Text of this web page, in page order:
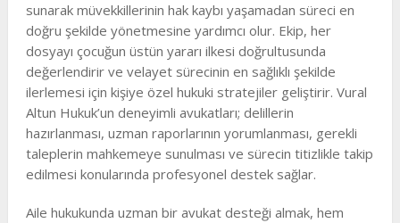
sunarak müvekkillerinin hak kaybı yaşamadan süreci en
doğru şekilde yönetmesine yardımcı olur. Ekip, her
dosyayı çocuğun üstün yararı ilkesi doğrultusunda
değerlendirir ve velayet sürecinin en sağlıklı şekilde
ilerlemesi için kişiye özel hukuki stratejiler geliştirir. Vural
Altun Hukuk’un deneyimli avukatları; delillerin
hazırlanması, uzman raporlarının yorumlanması, gerekli
taleplerin mahkemeye sunulması ve sürecin titizlikle takip
edilmesi konularında profesyonel destek sağlar.
Aile hukukunda uzman bir avukat desteği almak, hem